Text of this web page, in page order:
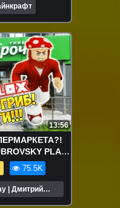
13:56
PLAY
75.5K
| Дмитрий